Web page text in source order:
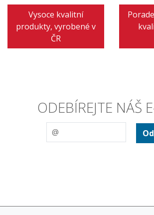
Vysoce kvalitní
produkty, vyrobené v
ČR
ODEBÍREJTE NÁŠ